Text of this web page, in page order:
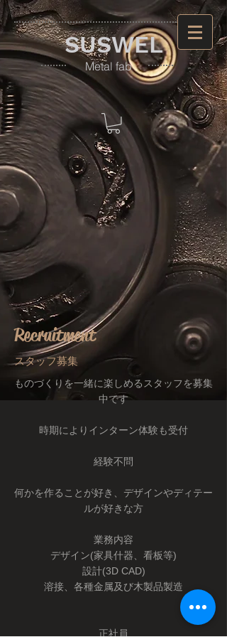
​SUSWEL
​Metal fab
Recruitment
スタッフ募集
​ものづくりを一緒に楽しめるスタッフを募集
中です
時期によりインターン体験も受付
​経験不問
​何かを作ることが好き、デザインやディテー
ルが好きな方
業務内容
デザイン(家具什器、看板等)
設計(3D CAD)
溶接、各種金属及び木製品製造
正社員